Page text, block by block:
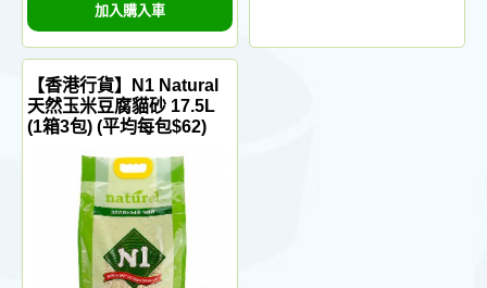
加入購入車
【香港行貨】N1 Natural
天然玉米豆腐貓砂 17.5L
(1箱3包) (平均每包$62)